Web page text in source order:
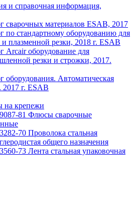
и справочная информация,
сварочных материалов ESAB, 2017
по стандартному оборудованию для
и плазменной резки, 2018 г. ESAB
Arcair оборудование для
резки и строжки, 2017.
оборудования. Автоматическая
2017 г. ESAB
крепежи
81 Флюсы сварочные
70 Проволока стальная
общего назначения
73 Лента стальная упаковочная